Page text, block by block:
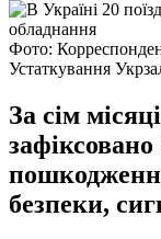
Фото:
Устаткування
За сім
безпеки,